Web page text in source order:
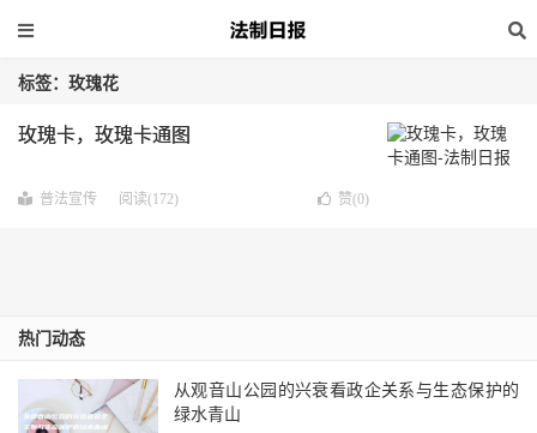
标签：玫瑰花
玫瑰卡，玫瑰卡通图
普法宣传 阅读(172) 赞(0)
热门动态
从观音山公园的兴衰看政企关系与生态保护的
绿水青山